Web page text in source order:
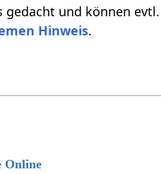
gedacht und können
Hinweis.
Online